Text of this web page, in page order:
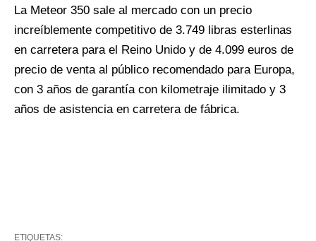
La Meteor 350 sale al mercado con un precio
increíblemente competitivo de 3.749 libras esterlinas
en carretera para el Reino Unido y de 4.099 euros de
precio de venta al público recomendado para Europa,
con 3 años de garantía con kilometraje ilimitado y 3
años de asistencia en carretera de fábrica.
ETIQUETAS: